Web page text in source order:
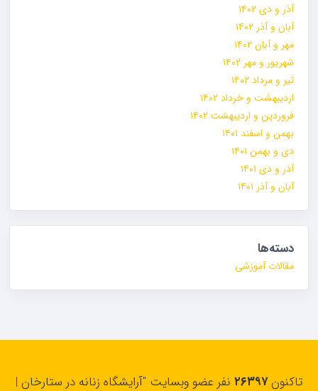
آذر و دی ۱۴۰۲
آبان و آذر ۱۴۰۲
مهر و آبان ۱۴۰۲
شهریور و مهر ۱۴۰۲
تیر و مرداد ۱۴۰۲
اردیبهشت و خرداد ۱۴۰۲
فروردین و اردیبهشت ۱۴۰۲
بهمن و اسفند ۱۴۰۱
دی و بهمن ۱۴۰۱
آذر و دی ۱۴۰۱
آبان و آذر ۱۴۰۱
دسته‌ها
مقالات آموزشی
تاکنون۲۶۳۹۷ نفر عضو وبسایت "آرایشگاه زنانه در ستارخان |